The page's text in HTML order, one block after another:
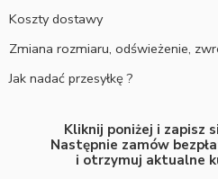
Koszty dostawy
Zmiana rozmiaru, odświeżenie,
Jak nadać przesyłkę ?
Kliknij poniżej i zapisz
Następnie zamów
i otrzymuj aktualne